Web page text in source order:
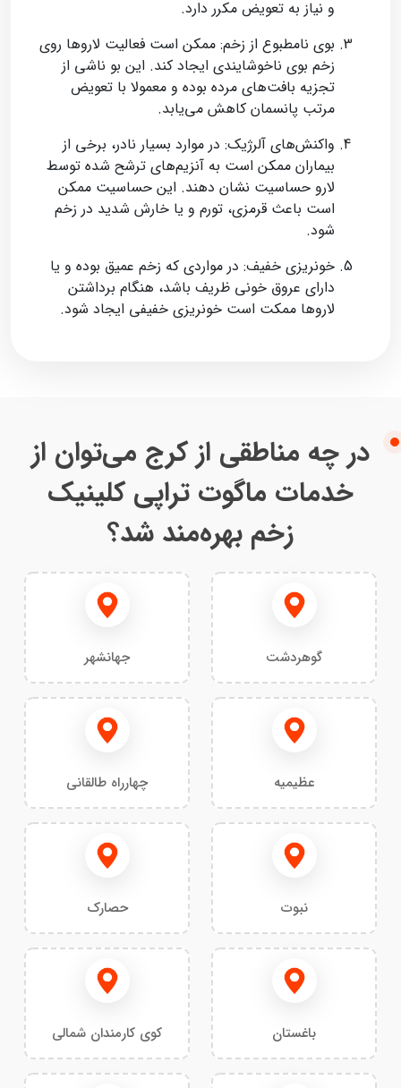
و نیاز به تعویض مکرر دارد.
بوی نامطبوع از زخم: ممکن است فعالیت لاروها روی
زخم بوی ناخوشایندی ایجاد کند. این بو ناشی از
تجزیه بافت‌های مرده بوده و معمولا با تعویض
مرتب پانسمان کاهش می‌یابد.
واکنش‌های آلرژیک: در موارد بسیار نادر، برخی از
بیماران ممکن است به آنزیم‌های ترشح شده توسط
لارو حساسیت نشان دهند. این حساسیت ممکن
است باعث قرمزی، تورم و یا خارش شدید در زخم
شود.
خونریزی خفیف: در مواردی که زخم عمیق بوده و یا
دارای عروق خونی ظریف باشد، هنگام برداشتن
لاروها ممکت است خونریزی خفیفی ایجاد شود.
در چه مناطقی از کرج می‌توان از
خدمات ماگوت تراپی کلینیک
زخم بهره‌مند شد؟
گوهردشت جهانشهر
عظیمیه چهارراه طالقانی
نبوت حصارک
باغستان کوی کارمندان شمالی